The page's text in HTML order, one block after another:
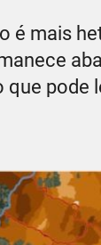
é mais
que pode